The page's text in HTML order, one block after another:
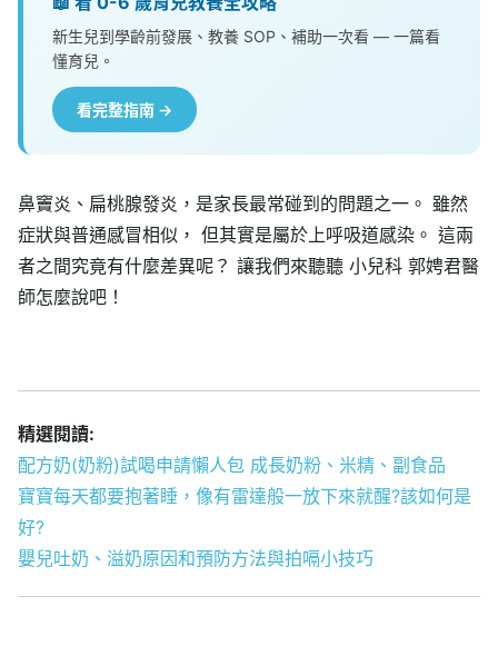
新生兒到學齡前發展、教養 SOP、補助一次看 — 一篇看
懂育兒。
看完整指南 →
鼻竇炎、扁桃腺發炎，是家長最常碰到的問題之一。 雖然
症狀與普通感冒相似， 但其實是屬於上呼吸道感染。 這兩
者之間究竟有什麼差異呢？ 讓我們來聽聽 小兒科 郭娉君醫
師怎麼說吧！
精選閱讀:
配方奶(奶粉)試喝申請懶人包 成長奶粉、米精、副食品
寶寶每天都要抱著睡，像有雷達般一放下來就醒?該如何是
好?
嬰兒吐奶、溢奶原因和預防方法與拍嗝小技巧